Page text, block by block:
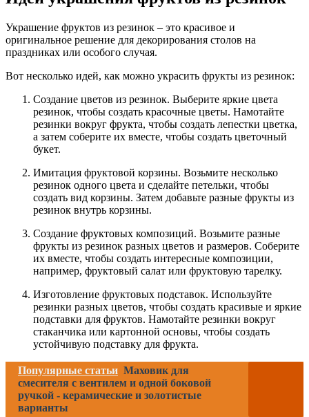
Украшение фруктов из резинок – это красивое и
оригинальное решение для декорирования столов на
праздниках или особого случая.
Вот несколько идей, как можно украсить фрукты из резинок:
Создание цветов из резинок. Выберите яркие цвета
резинок, чтобы создать красочные цветы. Намотайте
резинки вокруг фрукта, чтобы создать лепестки цветка,
а затем соберите их вместе, чтобы создать цветочный
букет.
Имитация фруктовой корзины. Возьмите несколько
резинок одного цвета и сделайте петельки, чтобы
создать вид корзины. Затем добавьте разные фрукты из
резинок внутрь корзины.
Создание фруктовых композиций. Возьмите разные
фрукты из резинок разных цветов и размеров. Соберите
их вместе, чтобы создать интересные композиции,
например, фруктовый салат или фруктовую тарелку.
Изготовление фруктовых подставок. Используйте
резинки разных цветов, чтобы создать красивые и яркие
подставки для фруктов. Намотайте резинки вокруг
стаканчика или картонной основы, чтобы создать
устойчивую подставку для фрукта.
Популярные статьи Маховик для
смесителя с вентилем и одной боковой
ручкой - керамические и золотистые
варианты